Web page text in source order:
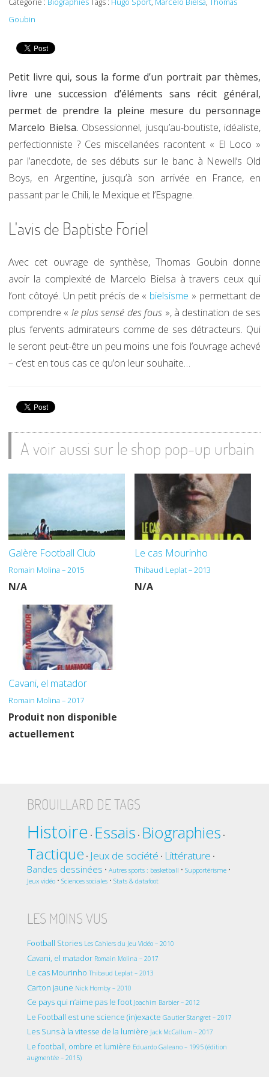
Goubin
Petit livre qui, sous la forme d’un portrait par thèmes,
livre une succession d’éléments sans récit général,
permet de prendre la pleine mesure du personnage
Marcelo Bielsa. Obsessionnel, jusqu’au-boutiste, idéaliste,
perfectionniste ? Ces miscellanées racontent « El Loco »
par l’anecdote, de ses débuts sur le banc à Newell’s Old
Boys, en Argentine, jusqu’à son arrivée en France, en
passant par le Chili, le Mexique et l’Espagne.
L'avis de Baptiste Foriel
Avec cet ouvrage de synthèse, Thomas Goubin donne
avoir la complexité de Marcelo Bielsa à travers ceux qui
l’ont côtoyé. Un petit précis de « bielsisme » permettant de
comprendre « le plus sensé des fous », à destination de ses
plus fervents admirateurs comme de ses détracteurs. Qui
le seront peut-être un peu moins une fois l’ouvrage achevé
– c’est en tous cas ce qu’on leur souhaite…
A voir aussi sur le shop pop-up urbain
Galère Football Club
Romain Molina – 2015
N/A
Le cas Mourinho
Thibaud Leplat – 2013
N/A
Cavani, el matador
Romain Molina – 2017
Produit non disponible
actuellement
BROUILLARD DE TAGS
Histoire • Essais • Biographies •
Tactique • Jeux de société • Littérature •
Bandes dessinées • Autres sports : basketball • Supportérisme•
Jeux vidéo• Sciences sociales• Stats & datafoot
LES MOINS VUS
Football Stories Les Cahiers du Jeu Vidéo – 2010
Cavani, el matador Romain Molina – 2017
Le cas Mourinho Thibaud Leplat – 2013
Carton jaune Nick Hornby – 2010
Ce pays qui n’aime pas le foot Joachim Barbier – 2012
Le Football est une science (in)exacte Gautier Stangret – 2017
Les Suns à la vitesse de la lumière Jack McCallum – 2017
Le football, ombre et lumière Eduardo Galeano – 1995 (édition
augmentée – 2015)